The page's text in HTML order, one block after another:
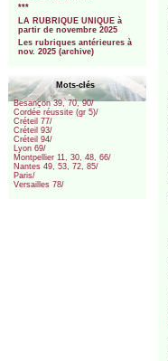
***
LA RUBRIQUE UNIQUE à
partir de novembre 2025
Les rubriques antérieures à
nov. 2025 (archive)
Mots-clés
Besançon 39, 70, 90/
Cordée réussite (gr 5)/
Créteil 77/
Créteil 93/
Créteil 94/
Lyon 69/
Montpellier 11, 30, 48, 66/
Nantes 49, 53, 72, 85/
Paris/
Versailles 78/